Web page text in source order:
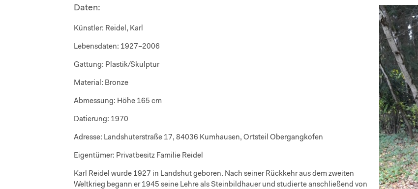
Daten:
Künstler: Reidel, Karl
Lebensdaten: 1927–2006
Gattung: Plastik/Skulptur
Material: Bronze
Abmessung: Höhe 165 cm
Datierung: 1970
Adresse: Landshuterstraße 17, 84036 Kumhausen, Ortsteil Obergangkofen
Eigentümer: Privatbesitz Familie Reidel
Karl Reidel wurde 1927 in Landshut geboren. Nach seiner Rückkehr aus dem zweiten
Weltkrieg begann er 1945 seine Lehre als Steinbildhauer und studierte anschließend von